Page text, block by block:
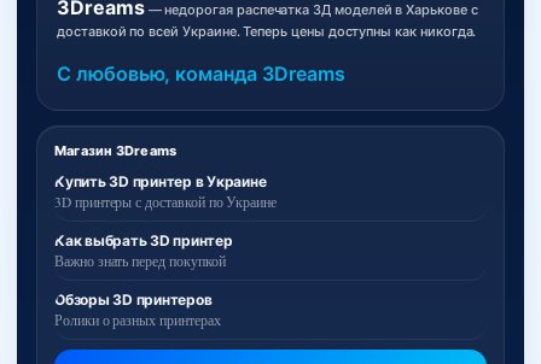
Магазин 3Dreams
Купить 3D принтер в Украине
3D принтеры с доставкой по Украине
Как выбрать 3D принтер
Важно знать перед покупкой
Обзоры 3D принтеров
Ролики о разных принтерах
3Dreams— недорогая распечатка 3Д моделей в Харькове с
доставкой по всей Украине. Теперь цены доступны как никогда.
С любовью, команда 3Dreams